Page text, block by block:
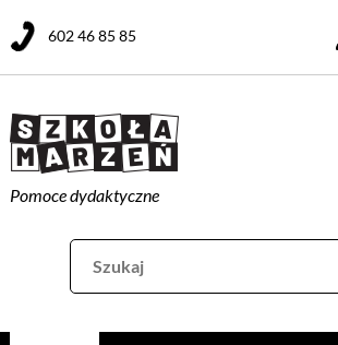
Pomoce dydaktyczne
602 46 85 85